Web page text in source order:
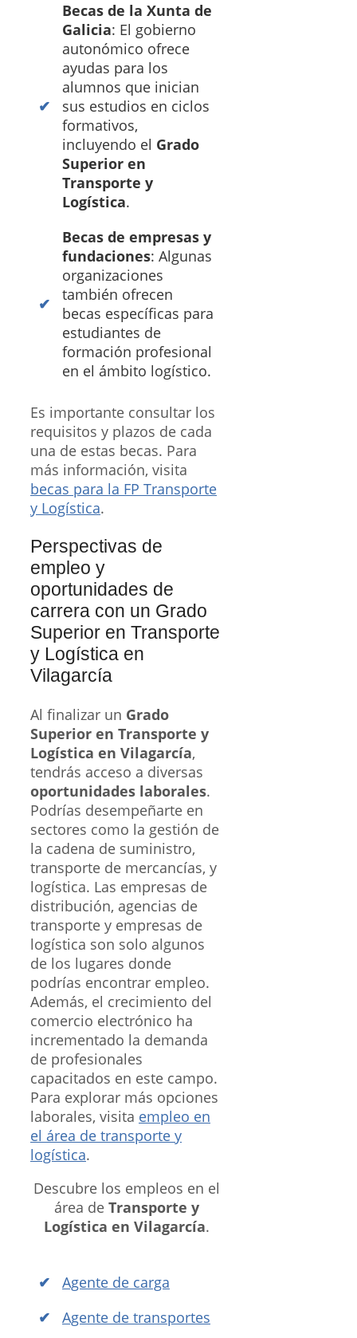
Becas de la Xunta de
Galicia: El gobierno
autonómico ofrece
ayudas para los
alumnos que inician
sus estudios en ciclos
formativos,
incluyendo el Grado
Superior en
Transporte y
Logística.
Becas de empresas y
fundaciones: Algunas
organizaciones
también ofrecen
becas específicas para
estudiantes de
formación profesional
en el ámbito logístico.
Es importante consultar los
requisitos y plazos de cada
una de estas becas. Para
más información, visita
becas para la FP Transporte
y Logística.
Perspectivas de
empleo y
oportunidades de
carrera con un Grado
Superior en Transporte
y Logística en
Vilagarcía
Al finalizar un Grado
Superior en Transporte y
Logística en Vilagarcía,
tendrás acceso a diversas
oportunidades laborales.
Podrías desempeñarte en
sectores como la gestión de
la cadena de suministro,
transporte de mercancías, y
logística. Las empresas de
distribución, agencias de
transporte y empresas de
logística son solo algunos
de los lugares donde
podrías encontrar empleo.
Además, el crecimiento del
comercio electrónico ha
incrementado la demanda
de profesionales
capacitados en este campo.
Para explorar más opciones
laborales, visita empleo en
el área de transporte y
logística.
Descubre los empleos en el
área deTransporte y
Logística en Vilagarcía.
Agente de carga
Agente de transportes